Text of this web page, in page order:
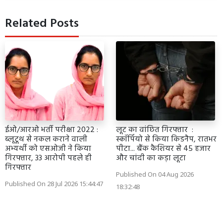
Related Posts
ईओ/आरओ भर्ती परीक्षा 2022 :
ब्लूटूथ से नकल कराने वाली
अभ्यर्थी को एसओजी ने किया
गिरफ्तार, 33 आरोपी पहले ही
गिरफ्तार
Published On 28 Jul 2026 15:44:47
लूट का वांछित गिरफ्तार :
स्कॉर्पियो से किया किडनैप, रातभर
पीटा... बैंक कैशियर से 45 हजार
और चांदी का कड़ा लूटा
Published On 04 Aug 2026
18:32:48